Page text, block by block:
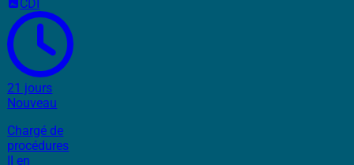
CDI
21 jours
Nouveau
Chargé de
procédures
II en